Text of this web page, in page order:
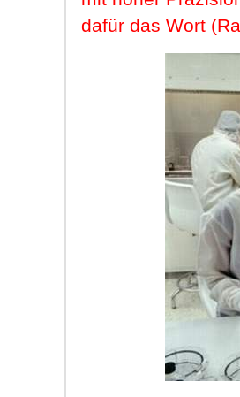
dafür das Wort